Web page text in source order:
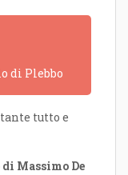
di Plebbo
tutto e
Massimo De